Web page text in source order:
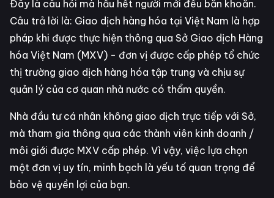
Đây là câu hỏi mà hầu hết người mới đều băn khoăn.
Câu trả lời là: Giao dịch hàng hóa tại Việt Nam là hợp
pháp khi được thực hiện thông qua Sở Giao dịch Hàng
hóa Việt Nam (MXV) - đơn vị được cấp phép tổ chức
thị trường giao dịch hàng hóa tập trung và chịu sự
quản lý của cơ quan nhà nước có thẩm quyền.
Nhà đầu tư cá nhân không giao dịch trực tiếp với Sở,
mà tham gia thông qua các thành viên kinh doanh /
môi giới được MXV cấp phép. Vì vậy, việc lựa chọn
một đơn vị uy tín, minh bạch là yếu tố quan trọng để
bảo vệ quyền lợi của bạn.